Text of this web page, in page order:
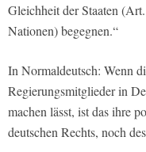
Gleichheit der Staaten
Nationen) begegnen.“
In Normaldeutsch: Wenn
Regierungsmitglieder in
machen lässt, ist das ihre
deutschen Rechts, noch